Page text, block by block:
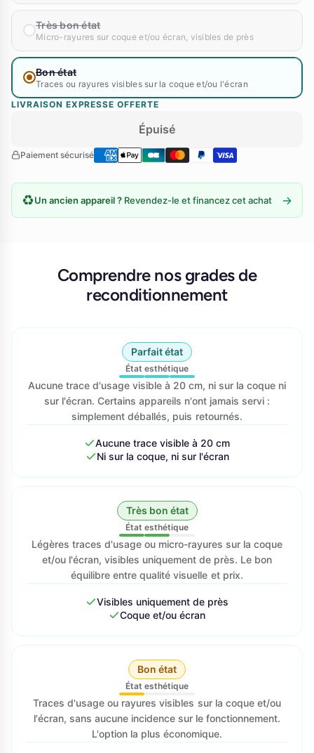
♻️Un ancien appareil ? Revendez-le et financez cet achat →
Très bon état
Micro-rayures sur coque et/ou écran, visibles de près
Bon état
Traces ou rayures visibles sur la coque et/ou l'écran
LIVRAISON EXPRESSE OFFERTE
Épuisé
Paiement sécurisé
Comprendre nos grades de
reconditionnement
Parfait état
État esthétique
Aucune trace d'usage visible à 20 cm, ni sur la coque ni
sur l'écran. Certains appareils n'ont jamais servi :
simplement déballés, puis retournés.
Aucune trace visible à 20 cm
Ni sur la coque, ni sur l'écran
Très bon état
État esthétique
Légères traces d'usage ou micro-rayures sur la coque
et/ou l'écran, visibles uniquement de près. Le bon
équilibre entre qualité visuelle et prix.
Visibles uniquement de près
Coque et/ou écran
Bon état
État esthétique
Traces d'usage ou rayures visibles sur la coque et/ou
l'écran, sans aucune incidence sur le fonctionnement.
L'option la plus économique.